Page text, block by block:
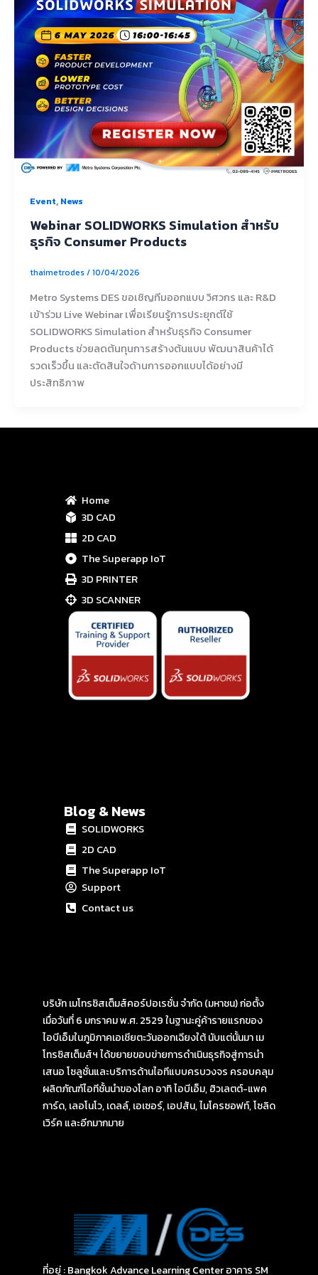
Event, News
Webinar SOLIDWORKS Simulation สำหรับ
ธุรกิจ Consumer Products
thaimetrodes/10/04/2026
Metro Systems DES ขอเชิญทีมออกแบบ วิศวกร และ R&D
เข้าร่วม Live Webinar เพื่อเรียนรู้การประยุกต์ใช้
SOLIDWORKS Simulation สำหรับธุรกิจ Consumer
Products ช่วยลดต้นทุนการสร้างต้นแบบ พัฒนาสินค้าได้
รวดเร็วขึ้น และตัดสินใจด้านการออกแบบได้อย่างมี
ประสิทธิภาพ
Home
3D CAD
2D CAD
The Superapp IoT
3D PRINTER
3D SCANNER
Blog & News
SOLIDWORKS
2D CAD
The Superapp IoT
Support
Contact us
บริษัท เมโทรซิสเต็มส์คอร์ปอเรชั่น จำกัด (มหาชน) ก่อตั้ง
เมื่อวันที่ 6 มกราคม พ.ศ. 2529 ในฐานะคู่ค้ารายแรกของ
ไอบีเอ็มในภูมิภาคเอเชียตะวันออกเฉียงใต้ นับแต่นั้นมา เม
โทรซิสเต็มส์ฯ ได้ขยายขอบข่ายการดำเนินธุรกิจสู่การนำ
เสนอ โซลูชั่นและบริการด้านไอทีแบบครบวงจร ครอบคลุม
ผลิตภัณฑ์ไอทีชั้นนำของโลก อาทิ ไอบีเอ็ม, ฮิวเลตต์-แพค
การ์ด, เลอโนโว, เดลล์, เอเซอร์, เอปสัน, ไมโครซอฟท์, โซลิด
เวิร์ค และอีกมากมาย
ที่อยู่ : Bangkok Advance Learning Center อาคาร SM